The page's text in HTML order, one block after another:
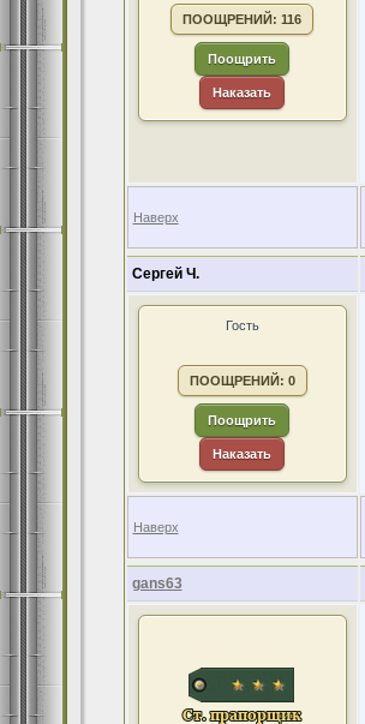
ПООЩРЕНИЙ: 116
Поощрить
Наказать
Наверх
Сергей Ч.
Гость
ПООЩРЕНИЙ: 0
Поощрить
Наказать
Наверх
gans63